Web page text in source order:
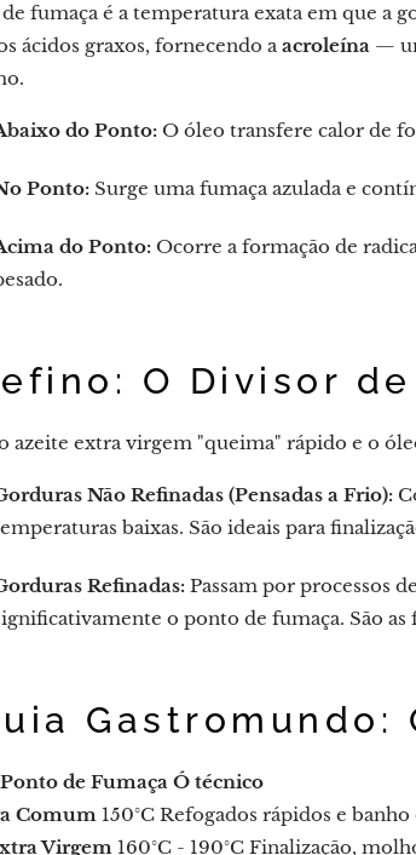
fumaça é a temperatura exata em que a
ácidos graxos, fornecendo aacroleína —
do Ponto: O óleo transfere calor de
Ponto: Surge uma fumaça azulada e
do Ponto: Ocorre a formação de
O Divisor
azeite extra virgem "queima" rápido e o
Não Refinadas (Pensadas a Frio):
baixas. São ideais para
Refinadas: Passam por processos
o ponto de fumaça. São as
Gastromundo:
Ponto de Fumaça Ó técnico
Comum 150°C Refogados rápidos e
Virgem 160°C - 190°C Finalização,